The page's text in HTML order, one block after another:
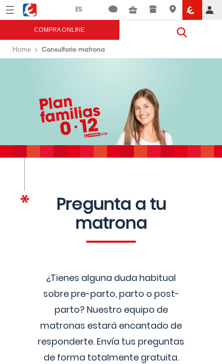
Menú Eroski
COMPRA ONLINE
Home Consultorio matrona
Pregunta a tu
matrona
¿Tienes alguna duda habitual
sobre pre-parto, parto o post-
parto? Nuestro equipo de
matronas estará encantado de
responderte. Envía tus preguntas
de forma totalmente gratuita.